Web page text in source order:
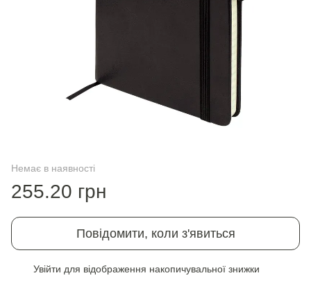
Немає в наявності
255.20 грн
Повідомити, коли з'явиться
Увійти для відображення накопичувальної знижки